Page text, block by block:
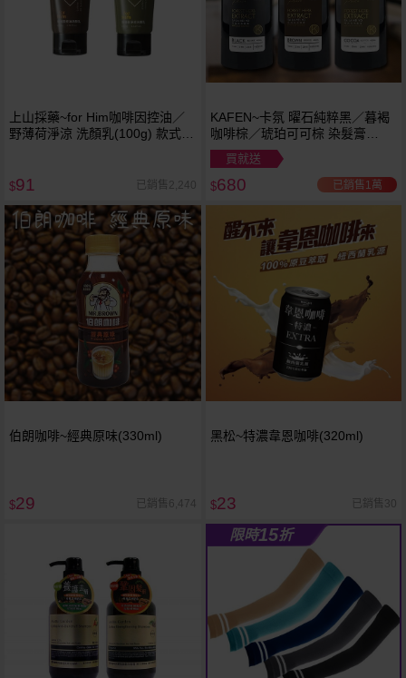
上山採藥~for Him咖啡因控油／
野薄荷淨涼 洗顏乳(100g) 款式可
$91 已銷售2,240
KAFEN~卡氛 曜石純粹黑／暮褐
咖啡棕／琥珀可可棕 染髮膏
(200ml+200ml) 款式可選 何首烏
白染黑
買就送
$680 已銷售1萬
伯朗咖啡~經典原味(330ml)
$29 已銷售6,474
黑松~特濃韋恩咖啡(320ml)
$23 已銷售30
限時15折